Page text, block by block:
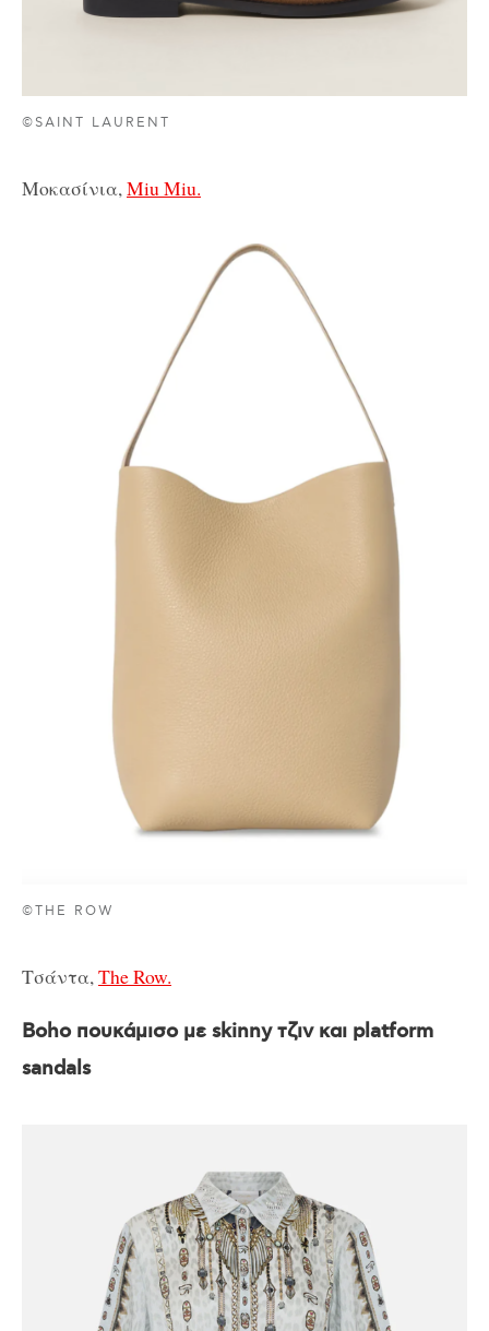
©SAINT LAURENT
Μοκασίνια, Miu Miu.
©THE ROW
Τσάντα, The Row.
Boho πουκάμισο με skinny τζιν και platform
sandals